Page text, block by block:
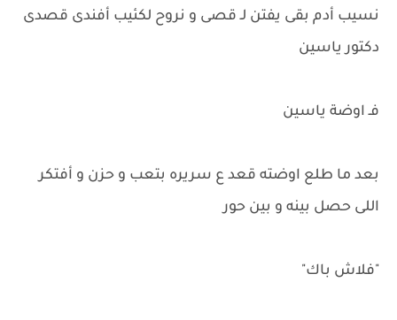
نسيب أدم بقى يفتن لـ قصى و نروح لكئيب أفندى قصدى
دكتور ياسين
فـ اوضة ياسين
بعد ما طلع اوضته قعد ع سريره بتعب و حزن و أفتكر
اللى حصل بينه و بين حور
"فلاش باك"